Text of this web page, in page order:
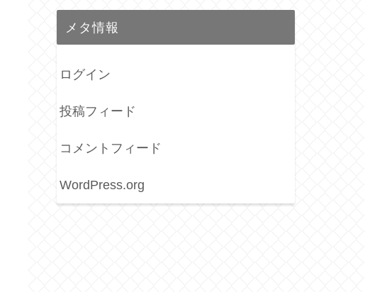
メタ情報
ログイン
投稿フィード
コメントフィード
WordPress.org